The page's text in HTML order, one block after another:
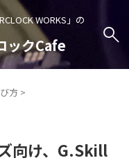
WORKS」の
ックCafe
方 >
向け、G.Skill